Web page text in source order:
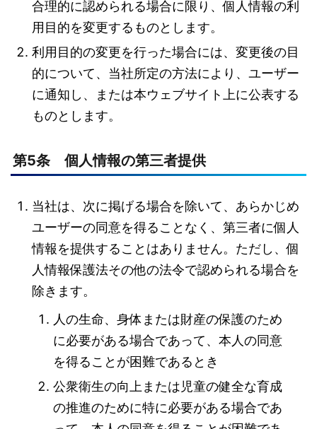
合理的に認められる場合に限り、個人情報の利
用目的を変更するものとします。
利用目的の変更を行った場合には、変更後の目
的について、当社所定の方法により、ユーザー
に通知し、または本ウェブサイト上に公表する
ものとします。
第5条 個人情報の第三者提供
当社は、次に掲げる場合を除いて、あらかじめ
ユーザーの同意を得ることなく、第三者に個人
情報を提供することはありません。ただし、個
人情報保護法その他の法令で認められる場合を
除きます。
人の生命、身体または財産の保護のため
に必要がある場合であって、本人の同意
を得ることが困難であるとき
公衆衛生の向上または児童の健全な育成
の推進のために特に必要がある場合であ